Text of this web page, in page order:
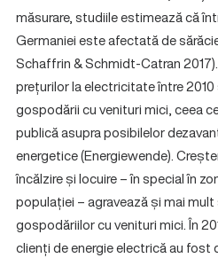
măsurare, studiile estimează că
Germaniei este afectată de
Schaffrin & Schmidt-Catran
prețurilor la electricitate între
gospodării cu venituri mici, ceea
publică asupra posibilelor
energetice (Energiewende).
încălzire și locuire – în special în
populației – agravează și mai
gospodăriilor cu venituri mici. În
clienți de energie electrică au fost